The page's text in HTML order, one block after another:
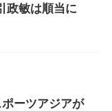
政敏は順当に
ーツアジアが